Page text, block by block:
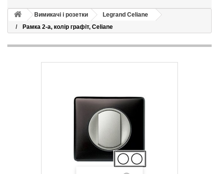
Вимикачі і розетки
Legrand Celiane
Рамка 2-а, колір графіт, Celiane